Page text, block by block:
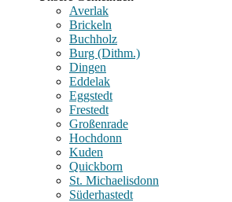
Averlak
Brickeln
Buchholz
Burg (Dithm.)
Dingen
Eddelak
Eggstedt
Frestedt
Großenrade
Hochdonn
Kuden
Quickborn
St. Michaelisdonn
Süderhastedt